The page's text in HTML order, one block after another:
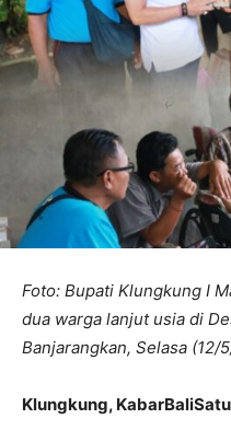
Foto: Bupati Klungkung I
dua warga lanjut usia di
Banjarangkan, Selasa (12/
Klungkung, KabarBaliSatu